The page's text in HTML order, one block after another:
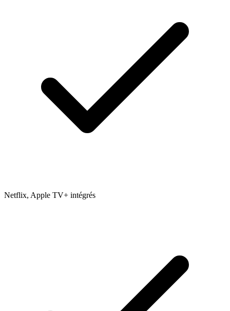
Netflix, Apple TV+ intégrés